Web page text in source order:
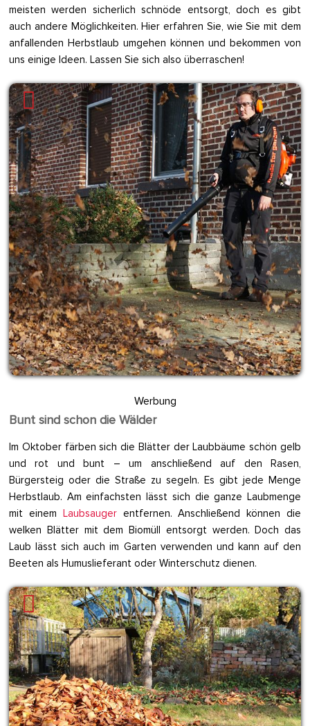
meisten werden sicherlich schnöde entsorgt, doch es gibt
auch andere Möglichkeiten. Hier erfahren Sie, wie Sie mit dem
anfallenden Herbstlaub umgehen können und bekommen von
uns einige Ideen. Lassen Sie sich also überraschen!
Werbung
Bunt sind schon die Wälder
Im Oktober färben sich die Blätter der Laubbäume schön gelb
und rot und bunt – um anschließend auf den Rasen,
Bürgersteig oder die Straße zu segeln. Es gibt jede Menge
Herbstlaub. Am einfachsten lässt sich die ganze Laubmenge
mit einem Laubsaugerentfernen. Anschließend können die
welken Blätter mit dem Biomüll entsorgt werden. Doch das
Laub lässt sich auch im Garten verwenden und kann auf den
Beeten als Humuslieferant oder Winterschutz dienen.